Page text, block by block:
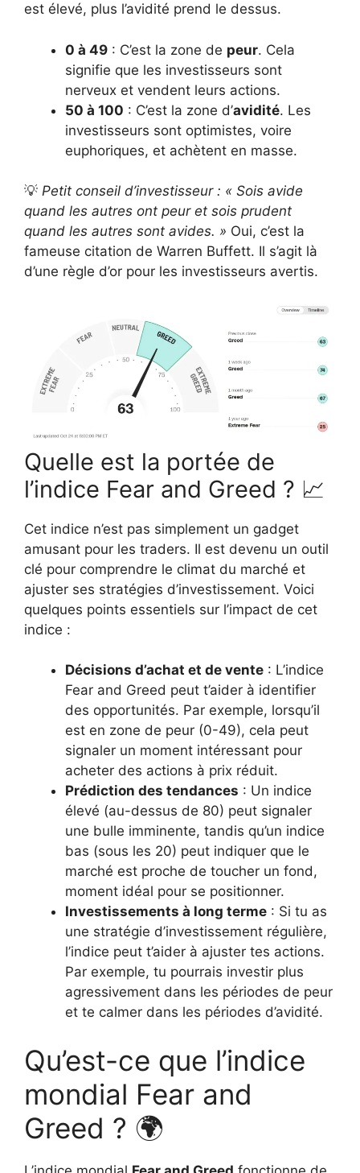
est élevé, plus l’avidité prend le dessus.
0 à 49 : C’est la zone de peur. Cela
signifie que les investisseurs sont
nerveux et vendent leurs actions.
50 à 100 : C’est la zone d’avidité. Les
investisseurs sont optimistes, voire
euphoriques, et achètent en masse.
💡 Petit conseil d’investisseur : « Sois avide
quand les autres ont peur et sois prudent
quand les autres sont avides. » Oui, c’est la
fameuse citation de Warren Buffett. Il s’agit là
d’une règle d’or pour les investisseurs avertis.
Quelle est la portée de
l’indice Fear and Greed ? 📈
Cet indice n’est pas simplement un gadget
amusant pour les traders. Il est devenu un outil
clé pour comprendre le climat du marché et
ajuster ses stratégies d’investissement. Voici
quelques points essentiels sur l’impact de cet
indice :
Décisions d’achat et de vente : L’indice
Fear and Greed peut t’aider à identifier
des opportunités. Par exemple, lorsqu’il
est en zone de peur (0-49), cela peut
signaler un moment intéressant pour
acheter des actions à prix réduit.
Prédiction des tendances : Un indice
élevé (au-dessus de 80) peut signaler
une bulle imminente, tandis qu’un indice
bas (sous les 20) peut indiquer que le
marché est proche de toucher un fond,
moment idéal pour se positionner.
Investissements à long terme : Si tu as
une stratégie d’investissement régulière,
l’indice peut t’aider à ajuster tes actions.
Par exemple, tu pourrais investir plus
agressivement dans les périodes de peur
et te calmer dans les périodes d’avidité.
Qu’est-ce que l’indice
mondial Fear and
Greed ? 🌍